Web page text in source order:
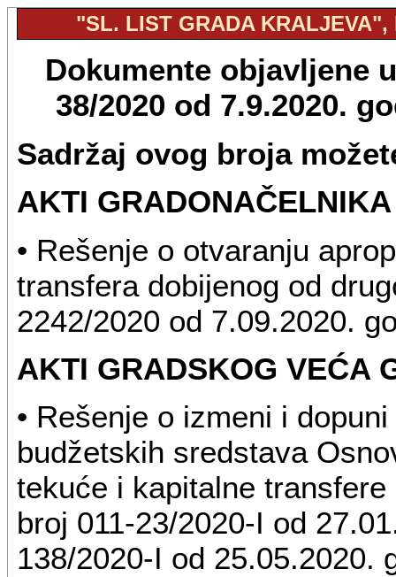
"SL. LIST GRADA KRALJEVA",
Dokumente objavljene
38/2020 od 7.9.2020.
Sadržaj ovog broja
AKTI
• Rešenje o otvaranju
transfera dobijenog od
2242/2020 od 7.09.2020.
AKTI GRADSKOG VEĆA
• Rešenje o izmeni i
budžetskih sredstava
tekuće i kapitalne
broj 011-23/2020-I od
138/2020-I od 25.05.2020.